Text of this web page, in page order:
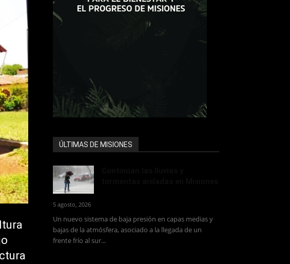
ÚLTIMAS DE MISIONES
5 agosto, 2026
Un nuevo sistema de baja presión en capas medias y
bajas de la atmósfera, asociado a la llegada de un
frente frío al sur...